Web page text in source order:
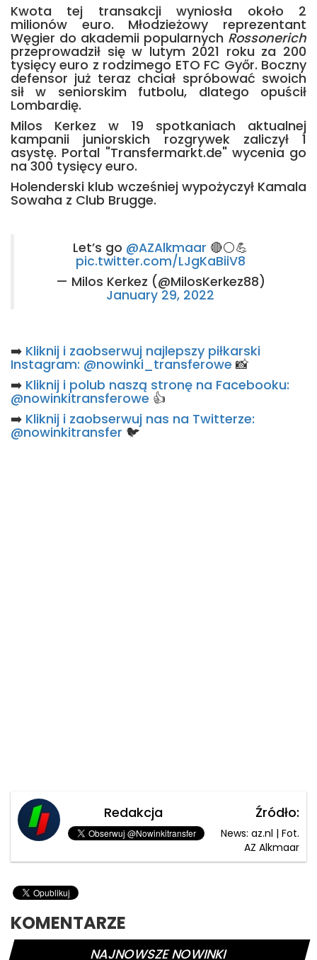
Kwota tej transakcji wyniosła około 2
milionów euro. Młodzieżowy reprezentant
Węgier do akademii popularnych Rossonerich
przeprowadził się w lutym 2021 roku za 200
tysięcy euro z rodzimego ETO FC Győr. Boczny
defensor już teraz chciał spróbować swoich
sił w seniorskim futbolu, dlatego opuścił
Lombardię.
Milos Kerkez w 19 spotkaniach aktualnej
kampanii juniorskich rozgrywek zaliczył 1
asystę. Portal "Transfermarkt.de" wycenia go
na 300 tysięcy euro.
Holenderski klub wcześniej wypożyczył Kamala
Sowaha z Club Brugge.
Let’s go @AZAlkmaar 🔴⚪️💪
pic.twitter.com/LJgKaBiiV8
— Milos Kerkez (@MilosKerkez88)
January 29, 2022
➡️ Kliknij i zaobserwuj najlepszy piłkarski
Instagram: @nowinki_transferowe 📸
➡️ Kliknij i polub naszą stronę na Facebooku:
@nowinkitransferowe 👍
➡️ Kliknij i zaobserwuj nas na Twitterze:
@nowinkitransfer 🐦
Redakcja Źródło:
News: az.nl | Fot.
AZ Alkmaar
KOMENTARZE
NAJNOWSZE NOWINKI